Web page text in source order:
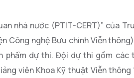
nhà nước (PTIT-CERT)” của
Công nghệ Bưu chính Viễn
phẩm dự thi. Đội dự thi gồm các
viên Khoa Kỹ thuật Viễn thông